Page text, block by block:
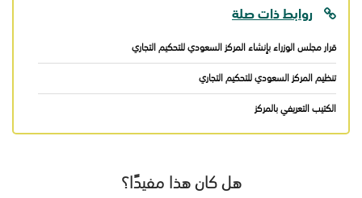
روابط ذات صلة
قرار مجلس الوزراء بإنشاء المركز السعودي للتحكيم التجاري
تنظيم المركز السعودي للتحكيم التجاري
الكتيب التعريفي بالمركز
هل كان هذا مفيدًا؟